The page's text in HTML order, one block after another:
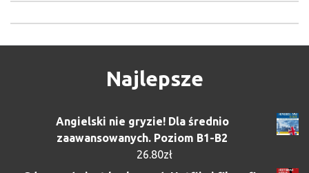
Najlepsze
Angielski nie gryzie! Dla średnio
zaawansowanych. Poziom B1-B2
26.80zł